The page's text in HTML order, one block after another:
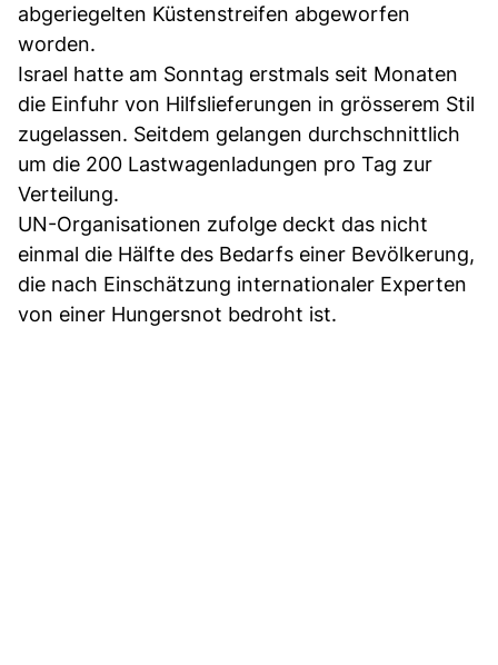
abgeriegelten Küstenstreifen abgeworfen
worden.
Israel hatte am Sonntag erstmals seit Monaten
die Einfuhr von Hilfslieferungen in grösserem Stil
zugelassen. Seitdem gelangen durchschnittlich
um die 200 Lastwagenladungen pro Tag zur
Verteilung.
UN-Organisationen zufolge deckt das nicht
einmal die Hälfte des Bedarfs einer Bevölkerung,
die nach Einschätzung internationaler Experten
von einer Hungersnot bedroht ist.